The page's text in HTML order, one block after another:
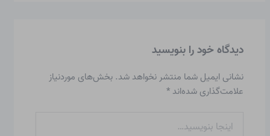
دیدگاه‌ خود را بنویسید
نشانی ایمیل شما منتشر نخواهد شد. بخش‌های موردنیاز
علامت‌گذاری شده‌اند*
بنویسید…